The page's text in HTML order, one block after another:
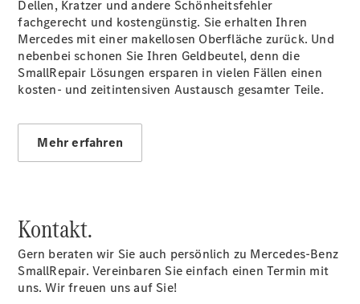
elektrisch
Citan
Citan
Kastenwagen
eCitan
Tourer -
elektrisch
Dellen, Kratzer und andere Schönheitsfehler
fachgerecht und kostengünstig. Sie erhalten Ihren
Mercedes mit einer makellosen Oberfläche zurück. Und
nebenbei schonen Sie Ihren Geldbeutel, denn die
SmallRepair Lösungen ersparen in vielen Fällen einen
kosten- und zeitintensiven Austausch gesamter Teile.
Mehr erfahren
Kontakt.
Gern beraten wir Sie auch persönlich zu Mercedes-Benz
SmallRepair. Vereinbaren Sie einfach einen Termin mit
uns. Wir freuen uns auf Sie!